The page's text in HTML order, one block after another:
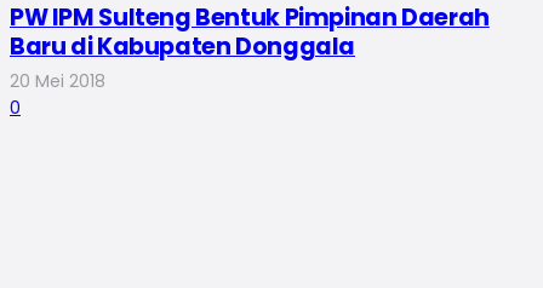
PW IPM Sulteng Bentuk Pimpinan Daerah
Baru di Kabupaten Donggala
20 Mei 2018
0